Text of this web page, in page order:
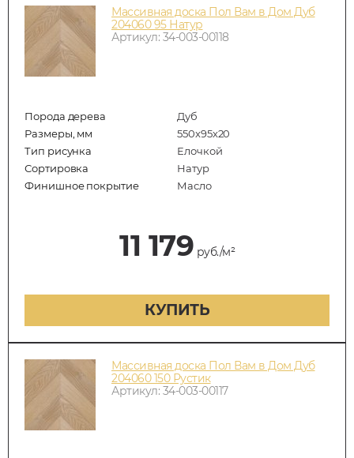
Массивная доска Пол Вам в Дом Дуб
204060 95 Натур
Артикул: 34-003-00118
Порода дерева
Дуб
Размеры, мм
550x95x20
Тип рисунка
Елочкой
Сортировка
Натур
Финишное покрытие
Масло
11 179 руб./м²
КУПИТЬ
Массивная доска Пол Вам в Дом Дуб
204060 150 Рустик
Артикул: 34-003-00117